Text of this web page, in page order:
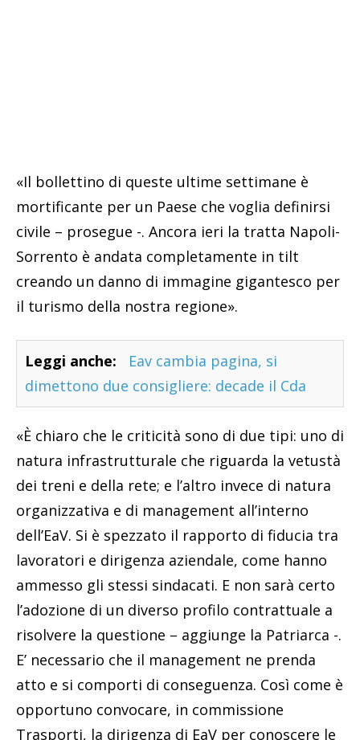
«Il bollettino di queste ultime settimane è
mortificante per un Paese che voglia definirsi
civile – prosegue -. Ancora ieri la tratta Napoli-
Sorrento è andata completamente in tilt
creando un danno di immagine gigantesco per
il turismo della nostra regione».
Leggi anche:
Eav cambia pagina, si
dimettono due consigliere: decade il Cda
«È chiaro che le criticità sono di due tipi: uno di
natura infrastrutturale che riguarda la vetustà
dei treni e della rete; e l’altro invece di natura
organizzativa e di management all’interno
dell’EaV. Si è spezzato il rapporto di fiducia tra
lavoratori e dirigenza aziendale, come hanno
ammesso gli stessi sindacati. E non sarà certo
l’adozione di un diverso profilo contrattuale a
risolvere la questione – aggiunge la Patriarca -.
E’ necessario che il management ne prenda
atto e si comporti di conseguenza. Così come è
opportuno convocare, in commissione
Trasporti, la dirigenza di EaV per conoscere le